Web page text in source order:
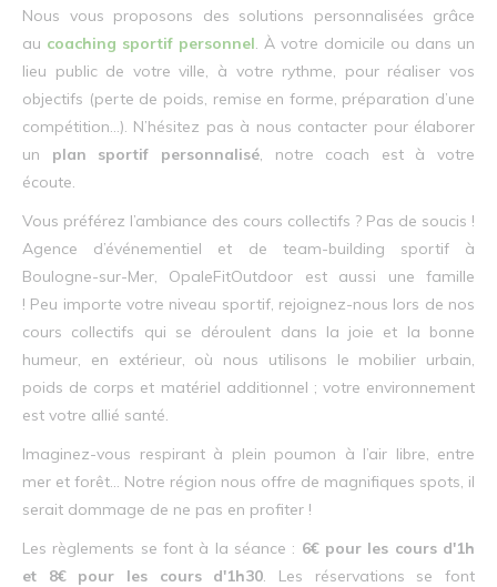
Nous vous proposons des solutions personnalisées grâce
au coaching sportif personnel. À votre domicile ou dans un
lieu public de votre ville, à votre rythme, pour réaliser vos
objectifs (perte de poids, remise en forme, préparation d’une
compétition…). N’hésitez pas à nous contacter pour élaborer
un plan sportif personnalisé, notre coach est à votre
écoute.
Vous préférez l’ambiance des cours collectifs ? Pas de soucis !
Agence d’événementiel et de team-building sportif à
Boulogne-sur-Mer, OpaleFitOutdoor est aussi une famille
! Peu importe votre niveau sportif, rejoignez-nous lors de nos
cours collectifs qui se déroulent dans la joie et la bonne
humeur, en extérieur, où nous utilisons le mobilier urbain,
poids de corps et matériel additionnel ; votre environnement
est votre allié santé.
Imaginez-vous respirant à plein poumon à l’air libre, entre
mer et forêt… Notre région nous offre de magnifiques spots, il
serait dommage de ne pas en profiter !
Les règlements se font à la séance : 6€ pour les cours d'1h
et 8€ pour les cours d'1h30. Les réservations se font